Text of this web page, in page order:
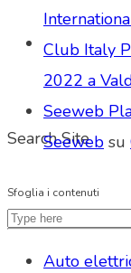
Search Site
Club Italy
2022 a
Seeweb
Seeweb su
Sfoglia i contenuti
Auto